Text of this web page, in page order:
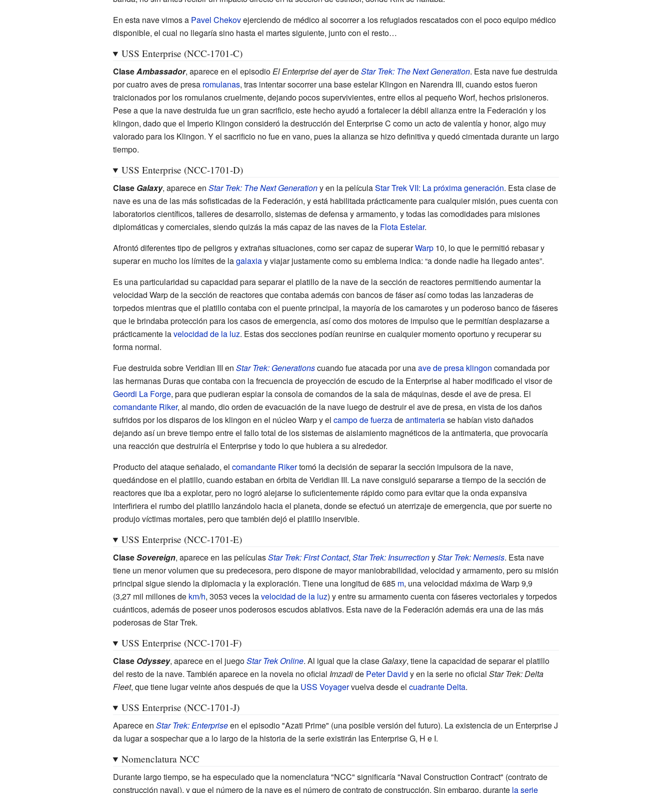
En esta nave vimos a Pavel Chekovejerciendo de médico al socorrer a los refugiados rescatados con el poco equipo médico
disponible, el cual no llegaría sino hasta el martes siguiente, junto con el resto…
USS Enterprise (NCC-1701-C)
ClaseAmbassador, aparece en el episodio El Enterprise del ayerdeStar Trek: The Next Generation. Esta nave fue destruida
por cuatro aves de presa romulanas, tras intentar socorrer una base estelar Klingon en Narendra III, cuando estos fueron
traicionados por los romulanos cruelmente, dejando pocos supervivientes, entre ellos al pequeño Worf, hechos prisioneros.
Pese a que la nave destruida fue un gran sacrificio, este hecho ayudó a fortalecer la débil alianza entre la Federación y los
klingon, dado que el Imperio Klingon consideró la destrucción del Enterprise C como un acto de valentía y honor, algo muy
valorado para los Klingon. Y el sacrificio no fue en vano, pues la alianza se hizo definitiva y quedó cimentada durante un largo
tiempo.
USS Enterprise (NCC-1701-D)
Clase Galaxy, aparece en Star Trek: The Next Generationy en la películaStar Trek VII: La próxima generación. Esta clase de
nave es una de las más sofisticadas de la Federación, y está habilitada prácticamente para cualquier misión, pues cuenta con
laboratorios científicos, talleres de desarrollo, sistemas de defensa y armamento, y todas las comodidades para misiones
diplomáticas y comerciales, siendo quizás la más capaz de las naves de la Flota Estelar.
Afrontó diferentes tipo de peligros y extrañas situaciones, como ser capaz de superarWarp10, lo que le permitió rebasar y
superar en mucho los límites de lagalaxiay viajar justamente como su emblema indica: “a donde nadie ha llegado antes”.
Es una particularidad su capacidad para separar el platillo de la nave de la sección de reactores permitiendo aumentar la
velocidad Warp de la sección de reactores que contaba además con bancos de fáser así como todas las lanzaderas de
torpedos mientras que el platillo contaba con el puente principal, la mayoría de los camarotes y un poderoso banco de fáseres
que le brindaba protección para los casos de emergencia, así como dos motores de impulso que le permitían desplazarse a
prácticamente lavelocidad de la luz. Estas dos secciones podían reunirse en cualquier momento oportuno y recuperar su
forma normal.
Fue destruida sobre Veridian III en Star Trek: Generationscuando fue atacada por unaave de presa klingon comandada por
las hermanas Duras que contaba con la frecuencia de proyección de escudo de la Enterprise al haber modificado el visor de
Geordi La Forge, para que pudieran espiar la consola de comandos de la sala de máquinas, desde el ave de presa. El
comandante Riker, al mando, dio orden de evacuación de la nave luego de destruir el ave de presa, en vista de los daños
sufridos por los disparos de los klingon en el núcleo Warp y el campo de fuerzadeantimateriase habían visto dañados
dejando así un breve tiempo entre el fallo total de los sistemas de aislamiento magnéticos de la antimateria, que provocaría
una reacción que destruiría el Enterprise y todo lo que hubiera a su alrededor.
Producto del ataque señalado, el comandante Rikertomó la decisión de separar la sección impulsora de la nave,
quedándose en el platillo, cuando estaban en órbita de Veridian III. La nave consiguió separarse a tiempo de la sección de
reactores que iba a explotar, pero no logró alejarse lo suficientemente rápido como para evitar que la onda expansiva
interfiriera el rumbo del platillo lanzándolo hacia el planeta, donde se efectuó un aterrizaje de emergencia, que por suerte no
produjo víctimas mortales, pero que también dejó el platillo inservible.
USS Enterprise (NCC-1701-E)
ClaseSovereign, aparece en las películasStar Trek: First Contact, Star Trek: InsurrectionyStar Trek: Nemesis. Esta nave
tiene un menor volumen que su predecesora, pero dispone de mayor maniobrabilidad, velocidad y armamento, pero su misión
principal sigue siendo la diplomacia y la exploración. Tiene una longitud de 685 m, una velocidad máxima de Warp9,9
(3,27 mil millones de km/h, 3053 veces lavelocidad de la luz) y entre su armamento cuenta con fáseres vectoriales y torpedos
cuánticos, además de poseer unos poderosos escudos ablativos. Esta nave de la Federación además era una de las más
poderosas de Star Trek.
USS Enterprise (NCC-1701-F)
Clase Odyssey, aparece en el juegoStar Trek Online. Al igual que la clase Galaxy, tiene la capacidad de separar el platillo
del resto de la nave. También aparece en la novela no oficial Imzadide Peter David y en la serie no oficial Star Trek: Delta
Fleet, que tiene lugar veinte años después de que la USS Voyagervuelva desde el cuadrante Delta.
USS Enterprise (NCC-1701-J)
Aparece en Star Trek: Enterpriseen el episodio "Azati Prime" (una posible versión del futuro). La existencia de un Enterprise J
da lugar a sospechar que a lo largo de la historia de la serie existirán las Enterprise G, H e I.
Nomenclatura NCC
Durante largo tiempo, se ha especulado que la nomenclatura "NCC" significaría "Naval Construction Contract" (contrato de
construcción naval), y que el número de la nave es el número de contrato de construcción. Sin embargo, durante la serie